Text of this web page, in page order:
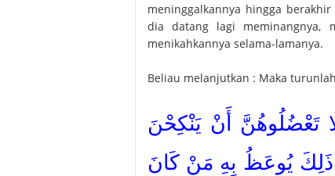
meninggalkannya hingga
dia datang lagi meminangnya,
menikahkannya selama-lamanya.
Beliau melanjutkan : Maka
تَعْضُلُوهُنَّ أَنْ يَنْكِحْنَ
ذَلِكَ يُوعَظُ بِهِ مَنْ كَانَ